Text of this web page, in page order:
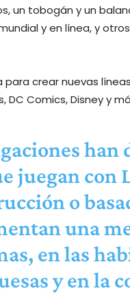
un tobogán y un
y en línea, y
para crear nuevas
DC Comics, Disney y
han
juegan con
o
una
en las
y en la